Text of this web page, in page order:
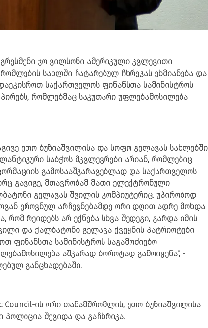
ჯო ვილსონი ამერიკული კვლევითი
სახლში ჩატარებულ ჩხრეკას ეხმიანება და
საქართველოს ფინანსთა სამინისტროს
რომლებმაც საკუთარი უფლებამოსილება
ეთო ბუზიაშვილისა და სოფო გელავას სახლებში
საბჭოს მკვლევრები არიან, რომლებიც
გამოსააშკარავებლად და საქართველოს
გავიგე, მთავრობამ მათი ელექტრონული
გელავას შვილის კომპიუტერიც. უპირობოდ
ეროვნულ არჩევნებამდე ორი დღით ადრე მოხდა
რომ რეიდებს არ ექნება სხვა შედეგი, გარდა იმის
და ქალბატონი გელავა ქვეყნის პატრიოტები
ფინანსთა სამინისტროს საგამოძიებო
აშკარად ბოროტად გამოიყენა", -
განცხადებაში.
Council-ის ორი თანამშრომლის, ეთო ბუზიაშვილისა
პოლიცია შევიდა და გაჩხრიკა.